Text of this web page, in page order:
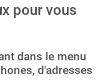
pour vous
dans le menu
d'adresses